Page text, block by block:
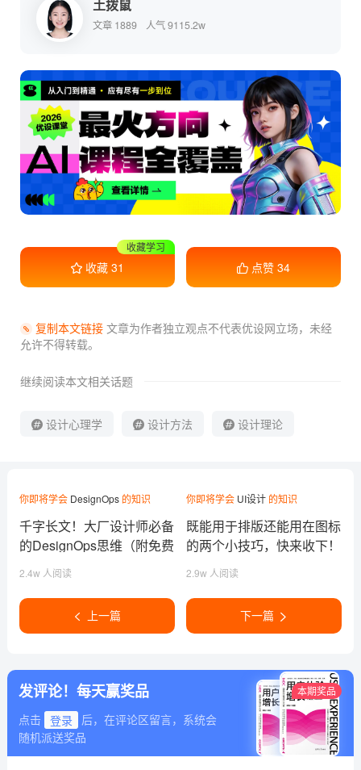
土拨鼠
文章 1889 人气 9115.2w
收藏 31
干货满满
点赞 34
复制本文链接文章为作者独立观点不代表优设网立场， 未经
允许不得转载。
继续阅读本文相关话题
设计心理学 设计方法 设计理论
你即将学会 DesignOps的知识
千字长文！大厂设计师必备
的DesignOps思维（附免费
神器）
2.4w 人阅读
上一篇
你即将学会 UI设计 的知识
既能用于排版还能用在图标
的两个小技巧，快来收下！
2.9w 人阅读
下一篇
发评论！每天赢奖品
点击 登录
后，在评论区留言，系统会
随机派送奖品
本期奖品